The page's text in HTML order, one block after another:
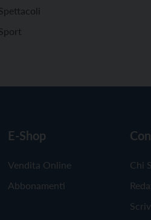
E-Shop
Vendita Online
Abbonamenti
Chi